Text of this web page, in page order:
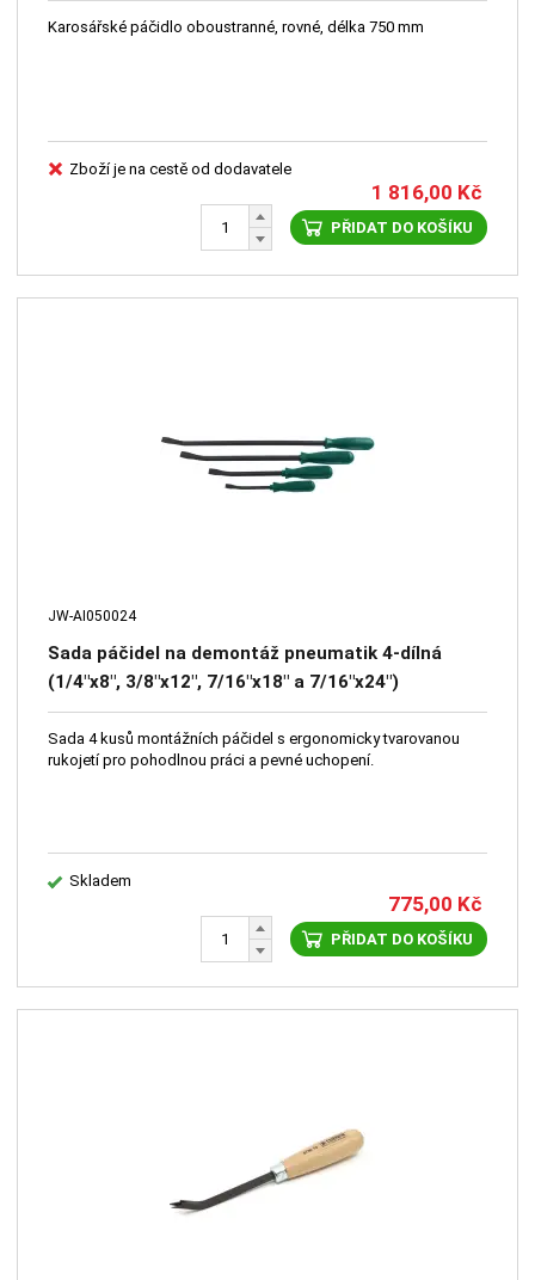
Karosářské páčidlo oboustranné, rovné, délka 750 mm
Zboží je na cestě od dodavatele
1 816,00 Kč
PŘIDAT DO KOŠÍKU
JW-AI050024
Sada páčidel na demontáž pneumatik 4-dílná
(1/4"x8", 3/8"x12", 7/16"x18" a 7/16"x24")
Sada 4 kusů montážních páčidel s ergonomicky tvarovanou
rukojetí pro pohodlnou práci a pevné uchopení.
Skladem
775,00 Kč
PŘIDAT DO KOŠÍKU